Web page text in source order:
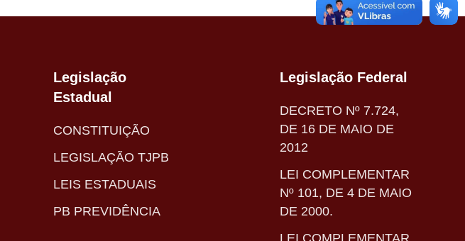
Legislação
Estadual
CONSTITUIÇÃO
LEGISLAÇÃO TJPB
LEIS ESTADUAIS
PB PREVIDÊNCIA
Legislação Federal
DECRETO Nº 7.724,
DE 16 DE MAIO DE
2012
LEI COMPLEMENTAR
Nº 101, DE 4 DE MAIO
DE 2000.
LEI COMPLEMENTAR